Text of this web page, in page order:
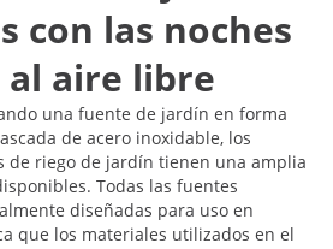
con las noches
aire libre
una fuente de jardín en forma
de acero inoxidable, los
de riego de jardín tienen una amplia
Todas las fuentes
diseñadas para uso en
que los materiales utilizados en el